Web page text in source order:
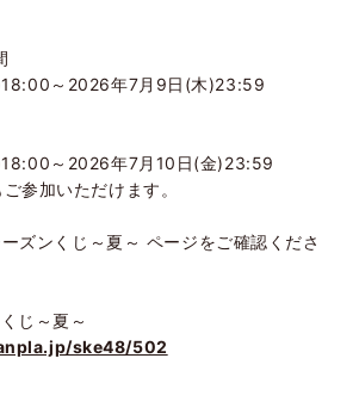
～2026年7月9日(木)23:59
～2026年7月10日(金)23:59
参加いただけます。
ズンくじ～夏～ ページをご確認くださ
じ～夏～
ske48/502